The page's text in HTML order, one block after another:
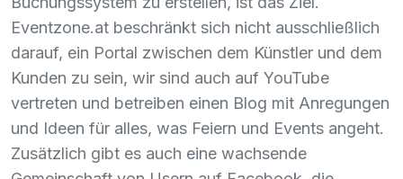
Eventzone.at beschränkt sich nicht ausschließlich
darauf, ein Portal zwischen dem Künstler und dem
Kunden zu sein, wir sind auch auf YouTube
vertreten und betreiben einen Blog mit Anregungen
und Ideen für alles, was Feiern und Events angeht.
Zusätzlich gibt es auch eine wachsende